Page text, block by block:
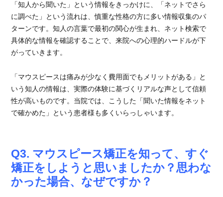
「知人から聞いた」という情報をきっかけに、「ネットでさら
に調べた」という流れは、慎重な性格の方に多い情報収集のパ
ターンです。知人の言葉で最初の関心が生まれ、ネット検索で
具体的な情報を確認することで、来院への心理的ハードルが下
がっていきます。
「マウスピースは痛みが少なく費用面でもメリットがある」と
いう知人の情報は、実際の体験に基づくリアルな声として信頼
性が高いものです。当院では、こうした「聞いた情報をネット
で確かめた」という患者様も多くいらっしゃいます。
Q3. マウスピース矯正を知って、すぐ
矯正をしようと思いましたか？思わな
かった場合、なぜですか？